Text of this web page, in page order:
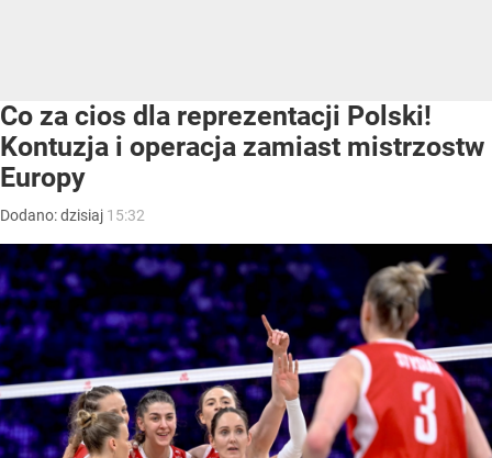
Co za cios dla reprezentacji Polski!
Kontuzja i operacja zamiast mistrzostw
Europy
Dodano:dzisiaj 15:32